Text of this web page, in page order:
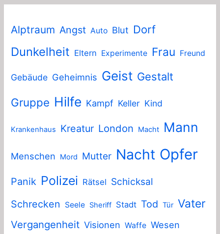
Alptraum Angst Auto Blut Dorf
Dunkelheit Eltern Experimente Frau Freund
Gebäude Geheimnis Geist Gestalt
Gruppe Hilfe Kampf Keller Kind
Krankenhaus Kreatur London Macht Mann
Menschen Mord Mutter Nacht Opfer
Panik Polizei Rätsel Schicksal
Schrecken
Seele Sheriff Stadt Tod Tür Vater
Vergangenheit Visionen Waffe Wesen